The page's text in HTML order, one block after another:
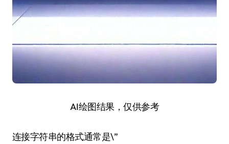
AI绘图结果，仅供参考
连接字符串的格式通常是\”